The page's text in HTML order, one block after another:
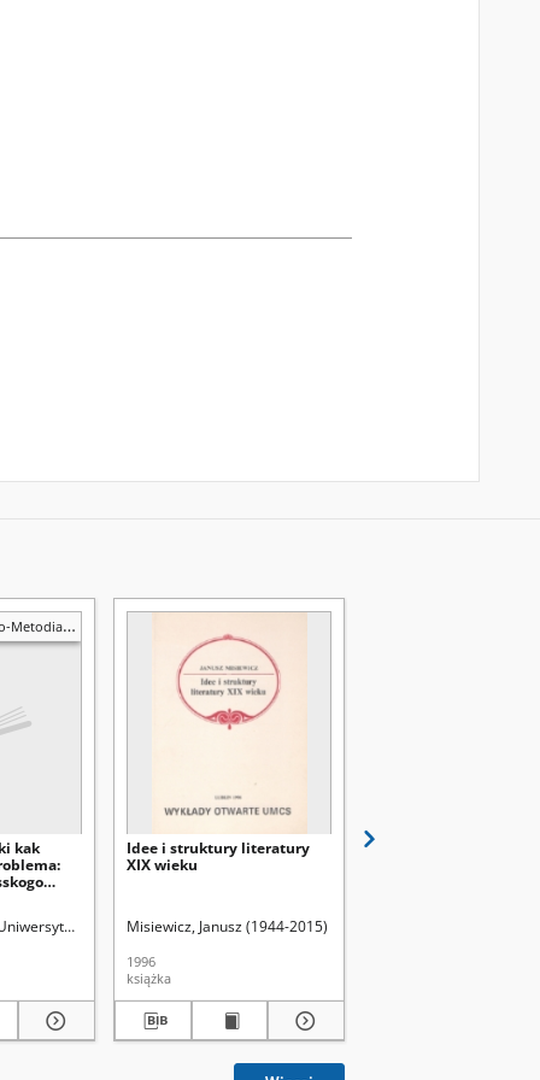
kak
Marii Curie-Skłodowskiej (Lublin). Zakład Językoznawstwa
Idee i struktury literatury
XIX wieku
Misiewicz, Janusz (1944-2015)
1996
książka